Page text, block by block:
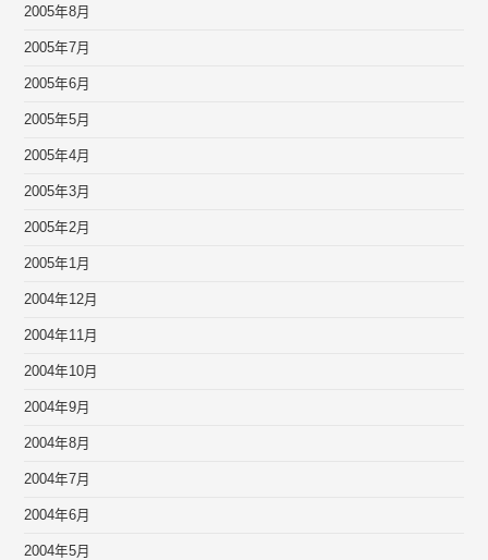
2005年8月
2005年7月
2005年6月
2005年5月
2005年4月
2005年3月
2005年2月
2005年1月
2004年12月
2004年11月
2004年10月
2004年9月
2004年8月
2004年7月
2004年6月
2004年5月